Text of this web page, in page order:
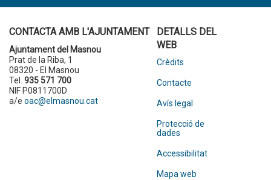
CONTACTA AMB L'AJUNTAMENT
Ajuntament del Masnou
Prat de la Riba, 1
08320 - El Masnou
Tel. 935 571 700
NIF P0811700D
a/e oac@elmasnou.cat
DETALLS DEL
WEB
Crèdits
Contacte
Avís legal
Protecció de
dades
Accessibilitat
Mapa web